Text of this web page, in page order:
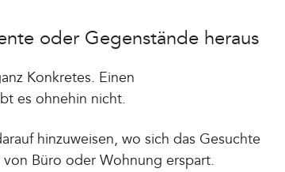
oder Gegenstände heraus
Konkretes. Einen
es ohnehin nicht.
hinzuweisen, wo sich das Gesuchte
Büro oder Wohnung erspart.